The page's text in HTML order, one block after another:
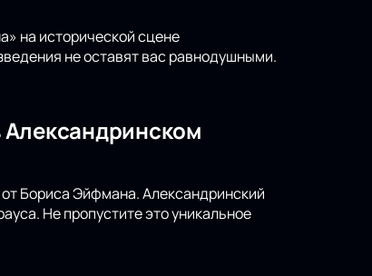
на исторической сцене
не оставят вас равнодушными.
Бориса Эйфмана. Александринский
Не пропустите это уникальное